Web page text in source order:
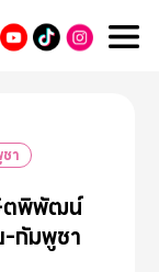
า
ตพิพัฒน์
-กัมพูชา